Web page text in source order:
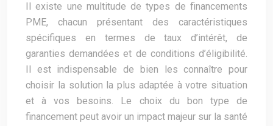
Il existe une multitude de types de financements
PME, chacun présentant des caractéristiques
spécifiques en termes de taux d’intérêt, de
garanties demandées et de conditions d’éligibilité.
Il est indispensable de bien les connaître pour
choisir la solution la plus adaptée à votre situation
et à vos besoins. Le choix du bon type de
financement peut avoir un impact majeur sur la santé